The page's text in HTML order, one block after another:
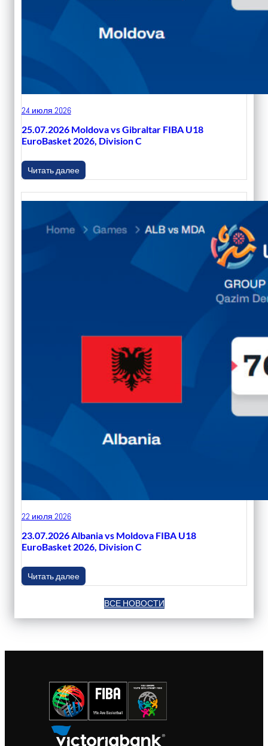
24 июля 2026
25.07.2026 Moldova vs Gibraltar FIBA U18
EuroBasket 2026, Division C
Читать далее
22 июля 2026
23.07.2026 Albania vs Moldova FIBA U18
EuroBasket 2026, Division C
Читать далее
ВСЕ НОВОСТИ